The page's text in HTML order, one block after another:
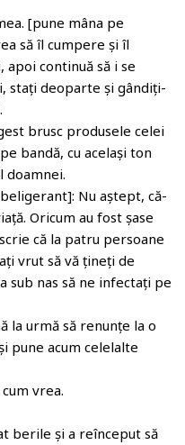
[pune mâna pe
să îl cumpere și îl
continuă să i se
stați deoparte și gândiți-
brusc produsele celei
bandă, cu același ton
doamnei.
Nu aștept, că-
Oricum au fost șase
că la patru persoane
vrut să vă țineți de
sub nas să ne infectați pe
la urmă să renunțe la o
pune acum celelalte
vrea.
berile și a reînceput să